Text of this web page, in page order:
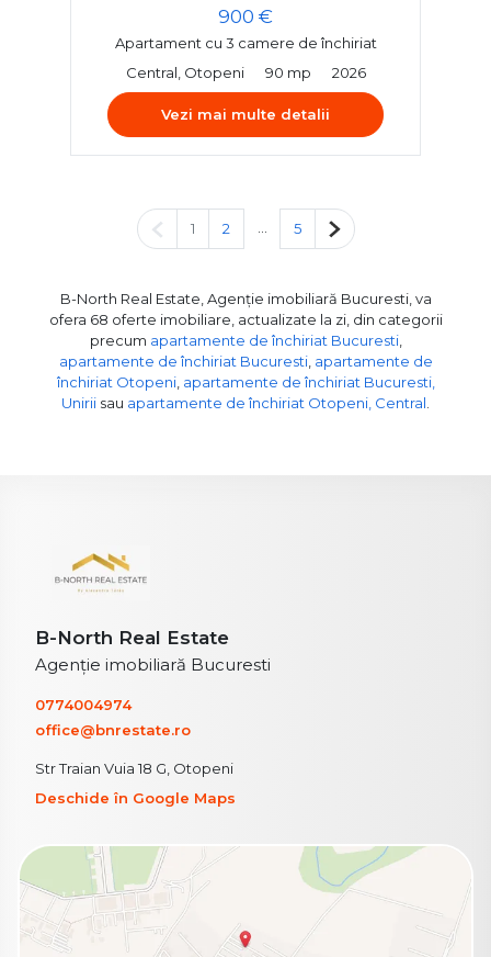
900 €
Apartament cu 3 camere de închiriat
Central, Otopeni
90 mp 2026
Vezi mai multe detalii
Pagina anterioară
1 2 5 Pagina următoare
B-North Real Estate, Agenție imobiliară Bucuresti, va
ofera 68 oferte imobiliare, actualizate la zi, din categorii
precum apartamente de închiriat Bucuresti,
apartamente de închiriat Bucuresti, apartamente de
închiriat Otopeni, apartamente de închiriat Bucuresti,
Unirii sau apartamente de închiriat Otopeni, Central
B-North Real Estate
Agenție imobiliară Bucuresti
0774004974
office@bnrestate.ro
Str Traian Vuia 18 G, Otopeni
Deschide în Google Maps